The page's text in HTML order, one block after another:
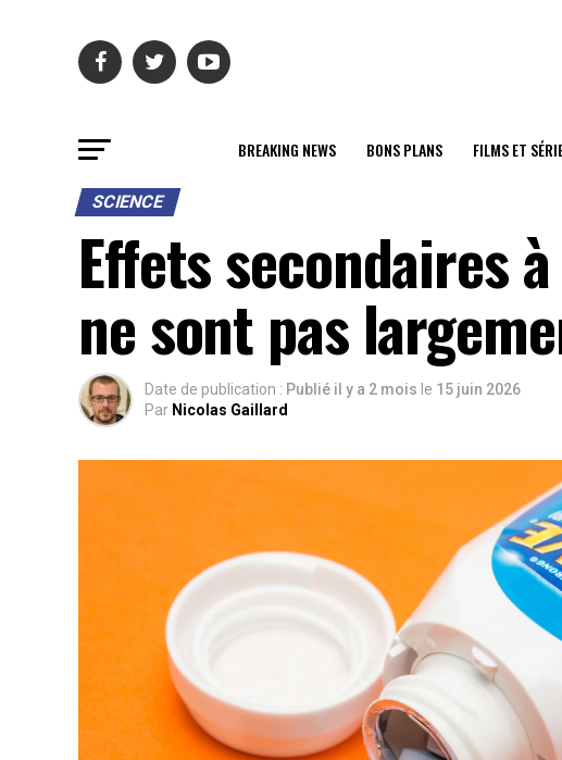
BREAKING NEWS BONS PLANS FILMS ET
SCIENCE
Effets secondaires
ne sont pas
Date de publication : Publié il y a 2 mois le 15 juin 2026
Par Nicolas Gaillard